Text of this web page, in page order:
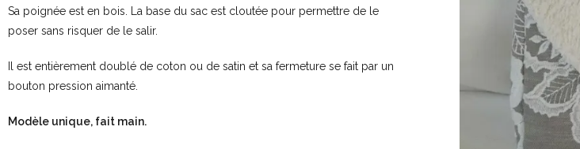
Sa poignée est en bois. La base du sac est cloutée pour permettre de le
poser sans risquer de le salir.
Il est entièrement doublé de coton ou de satin et sa fermeture se fait par un
bouton pression aimanté.
Modèle unique, fait main.